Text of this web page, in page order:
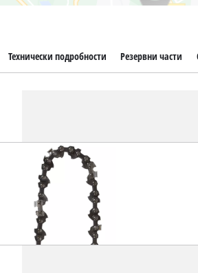
Технически подробности Резервни части